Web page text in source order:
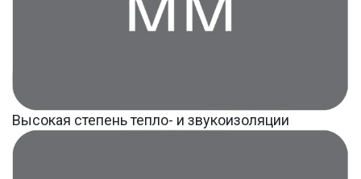
Высокая степень тепло- и звукоизоляции